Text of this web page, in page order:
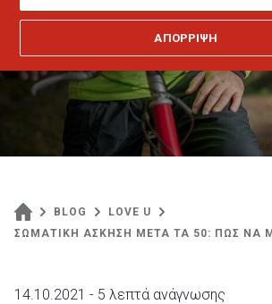
BLOG
LOVE U
ΣΩΜΑΤΙΚΗ ΑΣΚΗΣΗ ΜΕΤΑ ΤΑ 50: ΠΩΣ ΝΑ
14.10.2021 - 5 λεπτά ανάγνωσης
ΑΠΟΡΡΙΨΗ